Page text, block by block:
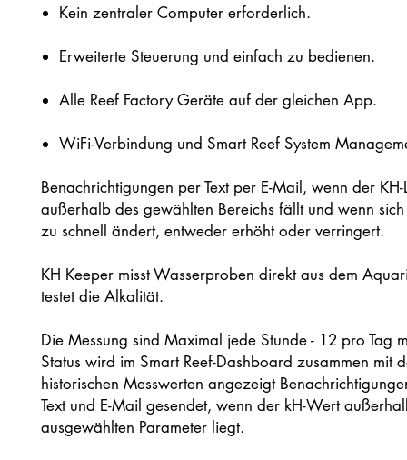
Kein zentraler Computer erforderlich.
Erweiterte Steuerung und einfach zu bedienen.
Alle Reef Factory Geräte auf der gleichen App.
WiFi-Verbindung und Smart Reef System
Benachrichtigungen per Text per E-Mail, wenn der KH-
außerhalb des gewählten Bereichs fällt und wenn
zu schnell ändert, entweder erhöht oder verringert.
KH Keeper misst Wasserproben direkt aus dem
testet die Alkalität.
Die Messung sind Maximal jede Stunde - 12 pro Tag
Status wird im Smart Reef-Dashboard zusammen mit
historischen Messwerten angezeigt
Text und E-Mail gesendet, wenn der kH-Wert
ausgewählten Parameter liegt.